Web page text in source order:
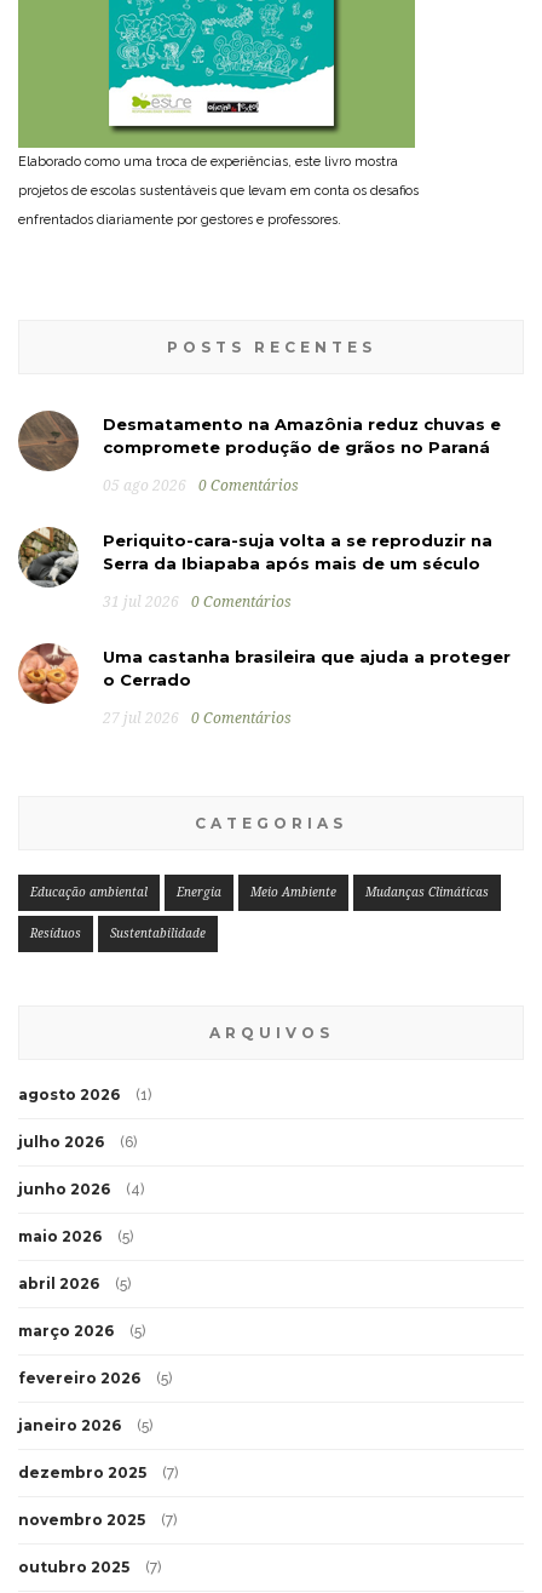
Elaborado como uma troca de experiências, este livro mostra
projetos de escolas sustentáveis que levam em conta os desafios
enfrentados diariamente por gestores e professores.
POSTS RECENTES
Desmatamento na Amazônia reduz chuvas e
compromete produção de grãos no Paraná
05 ago 2026 0 Comentários
Periquito-cara-suja volta a se reproduzir na
Serra da Ibiapaba após mais de um século
31 jul 2026 0 Comentários
Uma castanha brasileira que ajuda a proteger
o Cerrado
27 jul 2026 0 Comentários
CATEGORIAS
Educação ambiental Energia Meio Ambiente Mudanças Climáticas
Resíduos Sustentabilidade
ARQUIVOS
agosto 2026 (1)
julho 2026 (6)
junho 2026 (4)
maio 2026 (5)
abril 2026 (5)
março 2026 (5)
fevereiro 2026 (5)
janeiro 2026 (5)
dezembro 2025 (7)
novembro 2025 (7)
outubro 2025 (7)